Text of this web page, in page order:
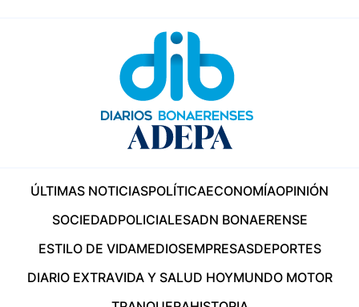
ÚLTIMAS NOTICIASPOLÍTICAECONOMÍAOPINIÓN
SOCIEDADPOLICIALESADN BONAERENSE
ESTILO DE VIDAMEDIOSEMPRESASDEPORTES
DIARIO EXTRAVIDA Y SALUD HOYMUNDO MOTOR